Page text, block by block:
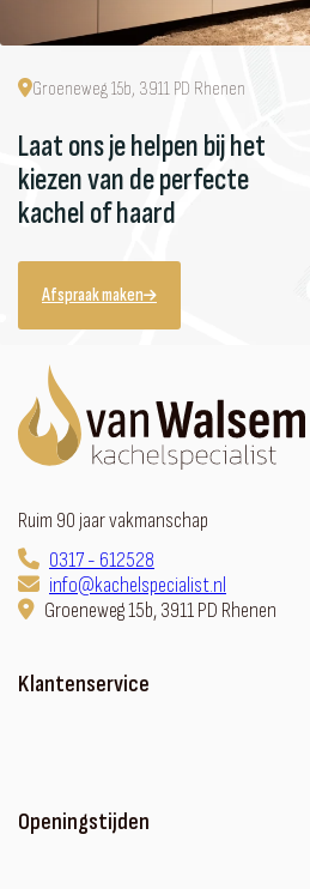
Groeneweg 15b, 3911 PD Rhenen
Laat ons je helpen bij het
kiezen van de perfecte
kachel of haard
Afspraak maken
Ruim 90 jaar vakmanschap
0317 - 612528
info@kachelspecialist.nl
Groeneweg 15b, 3911 PD Rhenen
Klantenservice
Sfeerhaard met meubel
Openingstijden